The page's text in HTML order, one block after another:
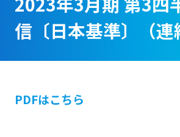
有価証券報告書・四半期報告書
格付け情報
中間配当のご案内
（連結）
閉じる
（連結）
閉じる
個人向けインターネット
ログオン
法人向けインターネット
信〔日本基準〕（連
PDFはこちら